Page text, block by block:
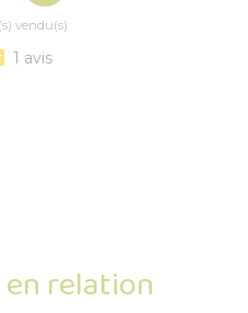
vendu(s)
1 avis
relation